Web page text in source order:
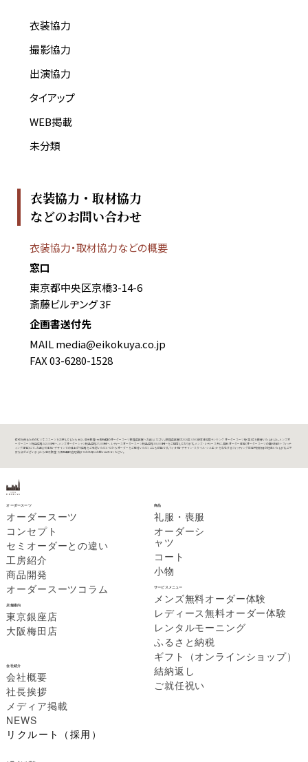
衣装協力
撮影協力
出演協力
タイアップ
WEB掲載
未分類
衣装協力・取材協力
などのお問い合わせ
衣装協力・取材協力などの概要
窓口
東京都中央区京橋3-14-6
斎藤ビルヂング 3F
企画書送付先
MAILmedia@eikokuya.co.jp
FAX 03-6280-1528
信頼を得るためのビジネススーツをお探しでしたら、ぜひ、東京銀座・大阪梅田のオーダースーツ銀座英國屋へお越しください。銀座英國屋は2026年 GMO顧客満足度ランキング オーダースーツ店 第1位を獲得いたしました。メンズオ
ーダースーツ税込価格242,000円～、メンズオーダーシャツ税込価格27,500円～、レディースオーダースーツ税込価格308,000円～をご用意しております。メンズ・レディース共に、無料オーダー体験（オーダースーツの無料相談＋フィッテ
ィング体験）にて、お選びの生地・デザインでの仕上がり価格をご確認いただいてから、オーダーをご検討いただくことも可能です。フィット感・デザイン・スタイル・シルエットを左右するフィッティングは専門技術者が担当いたします。ご不
安な点がございましたら、東京銀座・大阪梅田の各店舗までお気軽にお問い合わせください。
オーダースーツ銀座英國屋（東京銀座・大阪梅田・大阪阿倍野）
オーダースーツ
オーダースーツ
コンセプト
セミオーダーとの違い
工房紹介
商品開発
オーダースーツコラム
商品
礼服・喪服
オーダーシ
ャツ
コート
小物
サービスメニュー
メンズ無料オーダー体験
レディース無料オーダー体験
レンタルモーニング
ふるさと納税
ギフト（オンラインショップ）
結納返し
ご就任祝い
店舗案内
東京銀座店
大阪梅田店
会社紹介
会社概要
社長挨拶
メディア掲載
NEWS
リクルート（採用）